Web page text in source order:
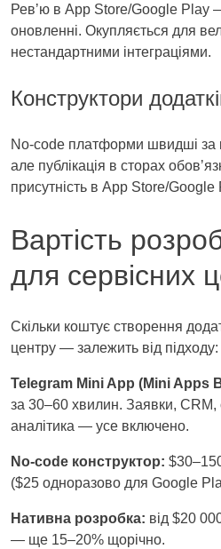
Ревʼю в App Store/Google Play
оновленні. Окупляється для
нестандартними інтеграціями.
Конструктори
No‑code платформи швидші за
але публікація в сторах
присутність в App Store/
Вартість
для сервісних
Скільки коштує створення
центру — залежить від підходу:
Telegram Mini App (Mini Apps
за 30–60 хвилин. Заявки, CRM,
аналітика — усе включено.
No‑code конструктор:
($25 одноразово для Google
Нативна розробка: від $20
— ще 15–20% щорічно.